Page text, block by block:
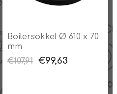
Boilersokkel Ø 610 x 70
mm
€107,91
€99,63